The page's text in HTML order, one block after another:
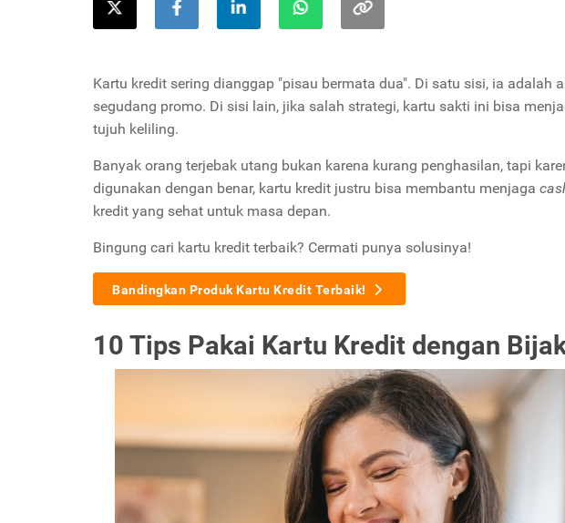
Kartu kredit sering dianggap "pisau bermata dua". Di satu sisi, ia adalah
segudang promo. Di sisi lain, jika salah strategi, kartu sakti ini bisa
tujuh keliling.
Banyak orang terjebak utang bukan karena kurang penghasilan, tapi
digunakan dengan benar, kartu kredit justru bisa membantu menjaga
kredit yang sehat untuk masa depan.
Bingung cari kartu kredit terbaik? Cermati punya solusinya!
Bandingkan Produk Kartu Kredit Terbaik!
10 Tips Pakai Kartu Kredit dengan